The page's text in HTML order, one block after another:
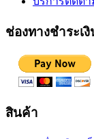
ช่องทางชำระเงิ
สินค้า